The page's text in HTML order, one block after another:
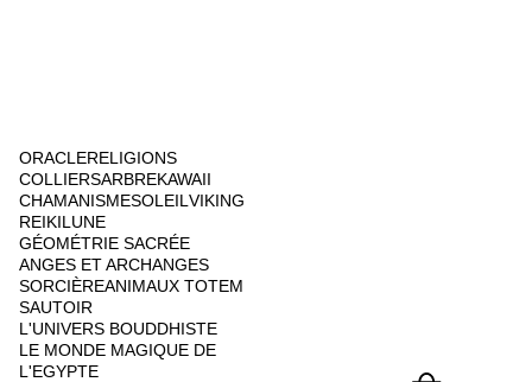
ORACLERELIGIONS
COLLIERSARBREKAWAII
CHAMANISMESOLEIL VIKING
REIKILUNE
GÉOMÉTRIE SACRÉE
ANGES ET ARCHANGES
SORCIÈREANIMAUX TOTEM
SAUTOIR
L'UNIVERS BOUDDHISTE
LE MONDE MAGIQUE DE
L'EGYPTE